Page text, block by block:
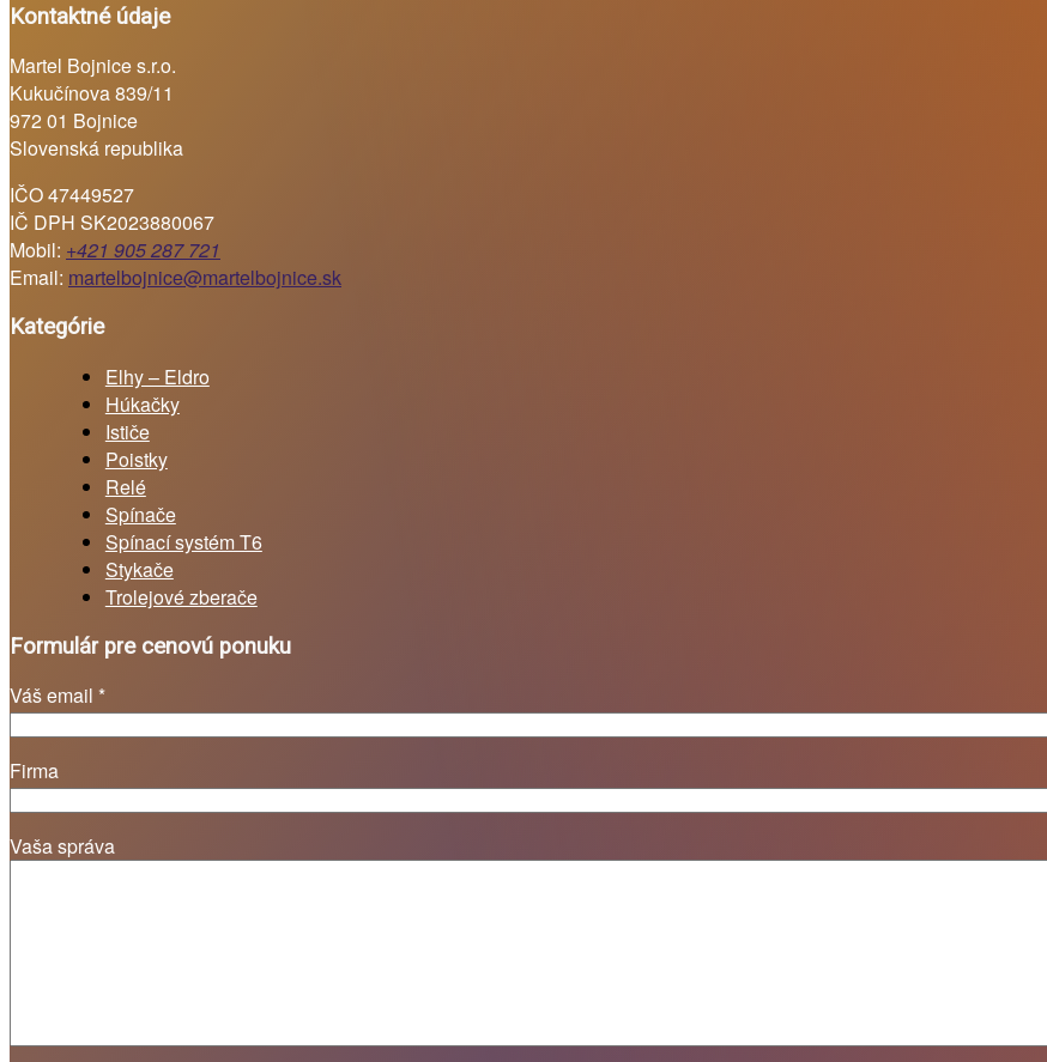
Kontaktné údaje
Martel Bojnice s.r.o.
Kukučínova 839/11
972 01 Bojnice
Slovenská republika
IČO 47449527
IČ DPH SK2023880067
Mobil: +421 905 287 721
Email: martelbojnice@martelbojnice.sk
Kategórie
Elhy – Eldro
Húkačky
Ističe
Poistky
Relé
Spínače
Spínací systém T6
Stykače
Trolejové zberače
Formulár pre cenovú ponuku
Váš email *
Firma
Vaša správa